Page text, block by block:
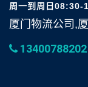
周一到周日08:30-
厦门物流公司,
13400788202